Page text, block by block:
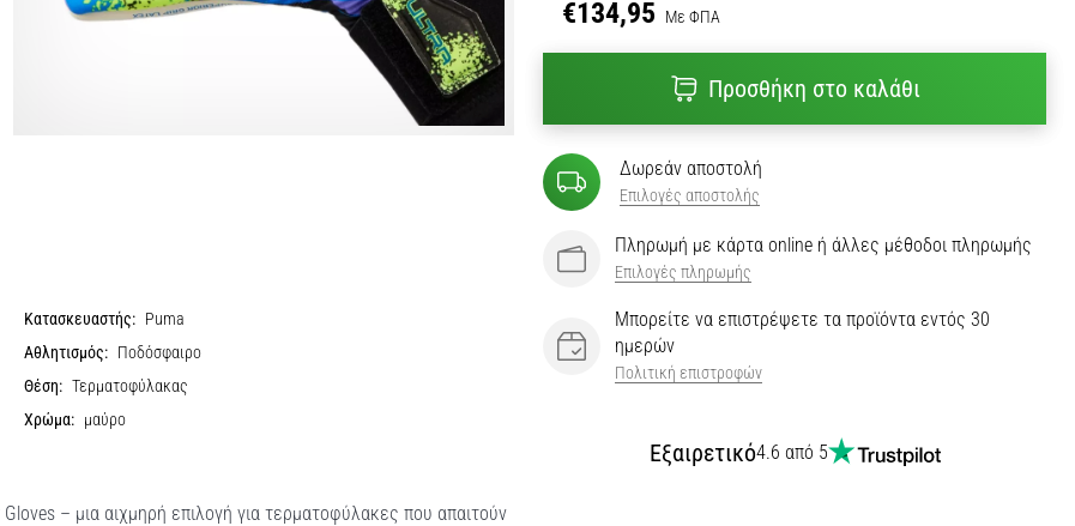
€134,95 Με ΦΠΑ
Προσθήκη στο καλάθι
Δωρεάν αποστολή
Επιλογές αποστολής
Πληρωμή με κάρτα online ή άλλες μέθοδοι πληρωμής
Επιλογές πληρωμής
Μπορείτε να επιστρέψετε τα προϊόντα εντός 30
ημερών
Πολιτική επιστροφών
Εξαιρετικό4.6 από 5
Κατασκευαστής: Puma
Αθλητισμός: Ποδόσφαιρο
Θέση: Τερματοφύλακας
Χρώμα: μαύρο
– μια αιχμηρή επιλογή για τερματοφύλακες που απαιτούν